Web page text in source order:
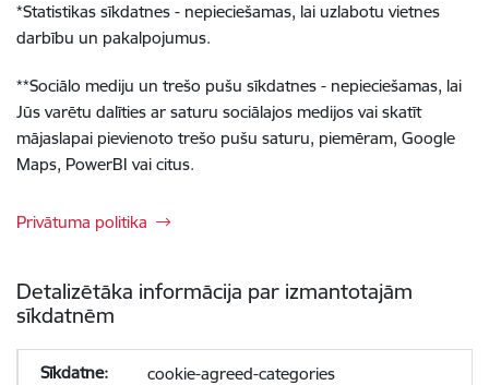
*Statistikas sīkdatnes - nepieciešamas, lai uzlabotu vietnes
darbību un pakalpojumus.
**Sociālo mediju un trešo pušu sīkdatnes - nepieciešamas, lai
Jūs varētu dalīties ar saturu sociālajos medijos vai skatīt
mājaslapai pievienoto trešo pušu saturu, piemēram, Google
Maps, PowerBI vai citus.
Privātuma politika
Detalizētāka informācija par izmantotajām
sīkdatnēm
cookie-agreed-categories